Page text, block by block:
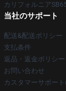
カリフォルニア
当社のサポート
配送&配送ポリシー
支払条件
返品・返金ポリシー
お問い合わせ
カスタマーサポート